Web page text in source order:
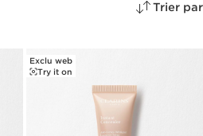
Trier par
Exclu web
Try it on